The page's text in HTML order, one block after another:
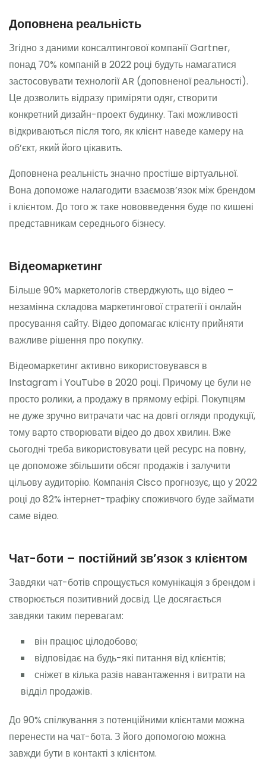
Доповнена реальність
Згідно з даними консалтингової компанії Gartner,
понад 70% компаній в 2022 році будуть намагатися
застосовувати технології AR (доповненої реальності).
Це дозволить відразу приміряти одяг, створити
конкретний дизайн-проект будинку. Такі можливості
відкриваються після того, як клієнт наведе камеру на
об’єкт, який його цікавить.
Доповнена реальність значно простіше віртуальної.
Вона допоможе налагодити взаємозв’язок між брендом
і клієнтом. До того ж таке нововведення буде по кишені
представникам середнього бізнесу.
Відеомаркетинг
Більше 90% маркетологів стверджують, що відео –
незамінна складова маркетингової стратегії і онлайн
просування сайту. Відео допомагає клієнту прийняти
важливе рішення про покупку.
Відеомаркетинг активно використовувався в
Instagram і YouTube в 2020 році. Причому це були не
просто ролики, а продажу в прямому ефірі. Покупцям
не дуже зручно витрачати час на довгі огляди продукції,
тому варто створювати відео до двох хвилин. Вже
сьогодні треба використовувати цей ресурс на повну,
це допоможе збільшити обсяг продажів і залучити
цільову аудиторію. Компанія Cisco прогнозує, що у 2022
році до 82% інтернет-трафіку споживчого буде займати
саме відео.
Чат-боти – постійний зв’язок з клієнтом
Завдяки чат-ботів спрощується комунікація з брендом і
створюється позитивний досвід. Це досягається
завдяки таким перевагам:
він працює цілодобово;
відповідає на будь-які питання від клієнтів;
сніжет в кілька разів навантаження і витрати на
відділ продажів.
До 90% спілкування з потенційними клієнтами можна
перенести на чат-бота. З його допомогою можна
завжди бути в контакті з клієнтом.